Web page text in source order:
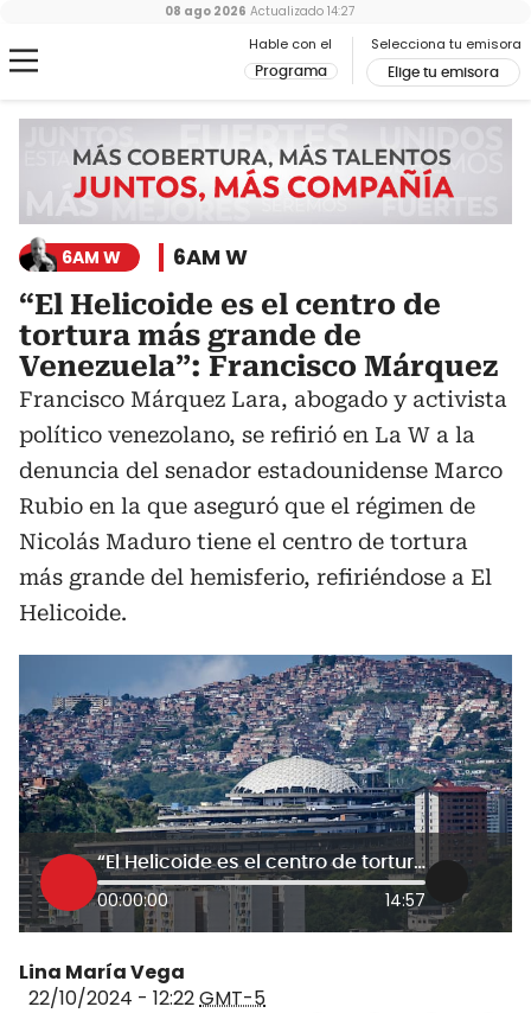
Hable con el
Programa
Selecciona tu emisora
Elige tu emisora
08 ago 2026 Actualizado 14:27
6AM W 6AM W
“El Helicoide es el centro de
tortura más grande de
Venezuela”: Francisco Márquez
Francisco Márquez Lara, abogado y activista
político venezolano, se refirió en La W a la
denuncia del senador estadounidense Marco
Rubio en la que aseguró que el régimen de
Nicolás Maduro tiene el centro de tortura
más grande del hemisferio, refiriéndose a El
Helicoide.
“El Helicoide es el centro de tortura más grande de Venezuela”: Francisco Márquez
00:00:00 14:57
Lina María Vega
22/10/2024 - 12:22GMT-5